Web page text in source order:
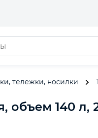
тележки, носилки
объем 140 л,